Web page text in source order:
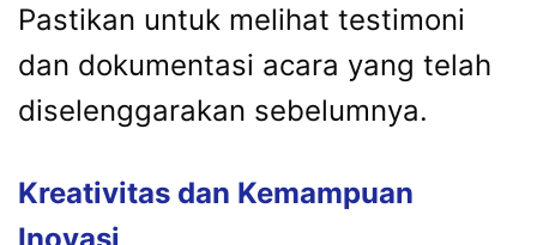
Pastikan untuk melihat testimoni
dan dokumentasi acara yang telah
diselenggarakan sebelumnya.
Kreativitas dan Kemampuan